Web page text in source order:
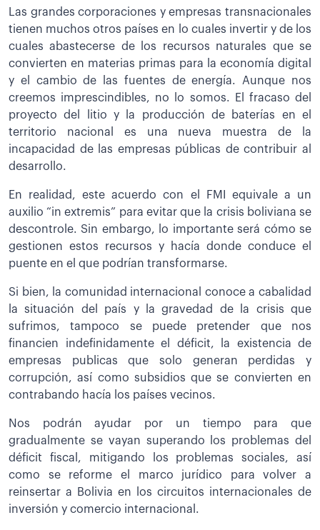
Las grandes corporaciones y empresas transnacionales
tienen muchos otros países en lo cuales invertir y de los
cuales abastecerse de los recursos naturales que se
convierten en materias primas para la economía digital
y el cambio de las fuentes de energía. Aunque nos
creemos imprescindibles, no lo somos. El fracaso del
proyecto del litio y la producción de baterías en el
territorio nacional es una nueva muestra de la
incapacidad de las empresas públicas de contribuir al
desarrollo.
En realidad, este acuerdo con el FMI equivale a un
auxilio “in extremis” para evitar que la crisis boliviana se
descontrole. Sin embargo, lo importante será cómo se
gestionen estos recursos y hacía donde conduce el
puente en el que podrían transformarse.
Si bien, la comunidad internacional conoce a cabalidad
la situación del país y la gravedad de la crisis que
sufrimos, tampoco se puede pretender que nos
financien indefinidamente el déficit, la existencia de
empresas publicas que solo generan perdidas y
corrupción, así como subsidios que se convierten en
contrabando hacía los países vecinos.
Nos podrán ayudar por un tiempo para que
gradualmente se vayan superando los problemas del
déficit fiscal, mitigando los problemas sociales, así
como se reforme el marco jurídico para volver a
reinsertar a Bolivia en los circuitos internacionales de
inversión y comercio internacional.